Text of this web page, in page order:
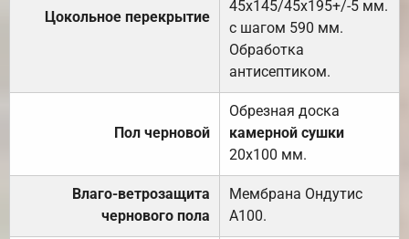
Цокольное перекрытие
45х145/45х195+/-5 мм.
с шагом 590 мм.
Обработка
антисептиком.
Пол черновой
Обрезная доска
камерной сушки
20х100 мм.
Влаго-ветрозащита
чернового пола
Мембрана Ондутис
А100.